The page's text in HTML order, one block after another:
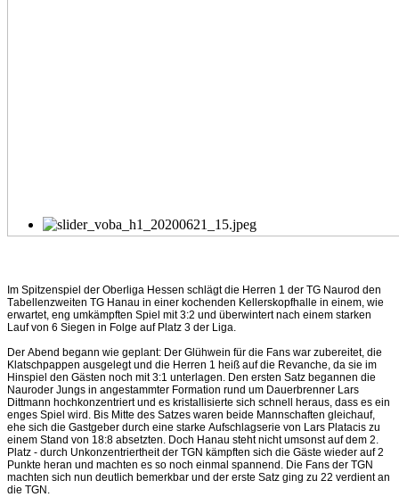
Im Spitzenspiel der Oberliga Hessen schlägt die Herren 1 der TG Naurod den
Tabellenzweiten TG Hanau in einer kochenden Kellerskopfhalle in einem, wie
erwartet, eng umkämpften Spiel mit 3:2 und überwintert nach einem starken
Lauf von 6 Siegen in Folge auf Platz 3 der Liga.
Der Abend begann wie geplant: Der Glühwein für die Fans war zubereitet, die
Klatschpappen ausgelegt und die Herren 1 heiß auf die Revanche, da sie im
Hinspiel den Gästen noch mit 3:1 unterlagen. Den ersten Satz begannen die
Nauroder Jungs in angestammter Formation rund um Dauerbrenner Lars
Dittmann hochkonzentriert und es kristallisierte sich schnell heraus, dass es ein
enges Spiel wird. Bis Mitte des Satzes waren beide Mannschaften gleichauf,
ehe sich die Gastgeber durch eine starke Aufschlagserie von Lars Platacis zu
einem Stand von 18:8 absetzten. Doch Hanau steht nicht umsonst auf dem 2.
Platz - durch Unkonzentriertheit der TGN kämpften sich die Gäste wieder auf 2
Punkte heran und machten es so noch einmal spannend. Die Fans der TGN
machten sich nun deutlich bemerkbar und der erste Satz ging zu 22 verdient an
die TGN.